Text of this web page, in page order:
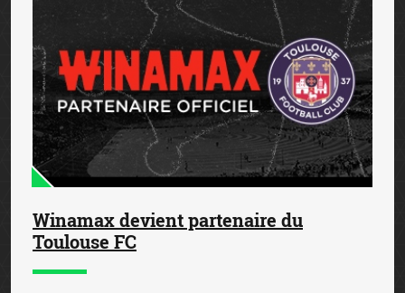
Winamax devient partenaire du
Toulouse FC